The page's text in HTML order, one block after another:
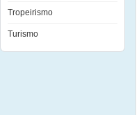
Tropeirismo
Turismo